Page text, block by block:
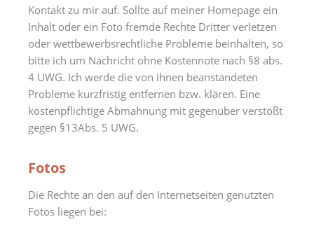
Kontakt zu mir auf. Sollte auf meiner Homepage ein
Inhalt oder ein Foto fremde Rechte Dritter verletzen
oder wettbewerbsrechtliche Probleme beinhalten, so
bitte ich um Nachricht ohne Kostennote nach §8 abs.
4 UWG. Ich werde die von ihnen beanstandeten
Probleme kurzfristig entfernen bzw. klären. Eine
kostenpflichtige Abmahnung mit gegenüber verstößt
gegen §13Abs. 5 UWG.
Fotos
Die Rechte an den auf den Internetseiten genutzten
Fotos liegen bei: